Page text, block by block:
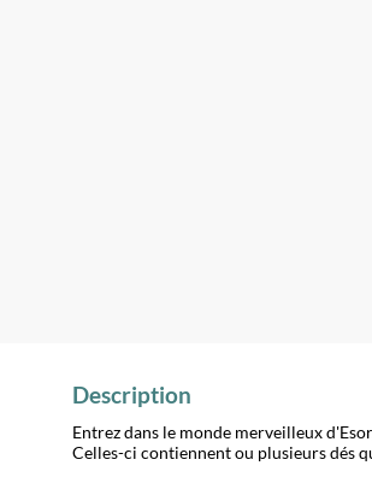
Description
Entrez dans le monde merveilleux
Celles-ci contiennent ou plusieurs dés